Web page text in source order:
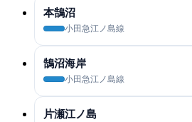
本鵠沼
小田急江ノ島線
鵠沼海岸
小田急江ノ島線
片瀬江ノ島